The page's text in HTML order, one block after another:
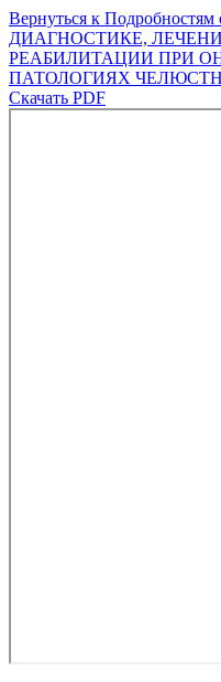
Вернуться к Подробностям
ДИАГНОСТИКЕ,
РЕАБИЛИТАЦИИ ПРИ
ПАТОЛОГИЯХ
Скачать PDF